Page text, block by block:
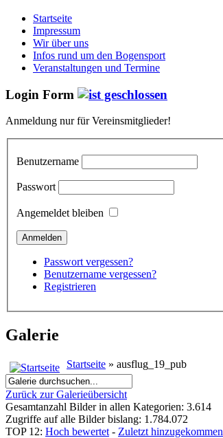
Startseite
Impressum
Wir über uns
Infos rund um den Bogensport
Veranstaltungen und Termine
Login Form
Anmeldung nur für Vereinsmitglieder!
Benutzername
Passwort
Angemeldet bleiben
Passwort vergessen?
Benutzername vergessen?
Registrieren
Galerie
Startseite » ausflug_19_pub
Zurück zur Galerieübersicht
Gesamtanzahl Bilder in allen Kategorien: 3.614
Zugriffe auf alle Bilder bislang: 1.784.072
TOP 12: Hoch bewertet - Zuletzt hinzugekommen